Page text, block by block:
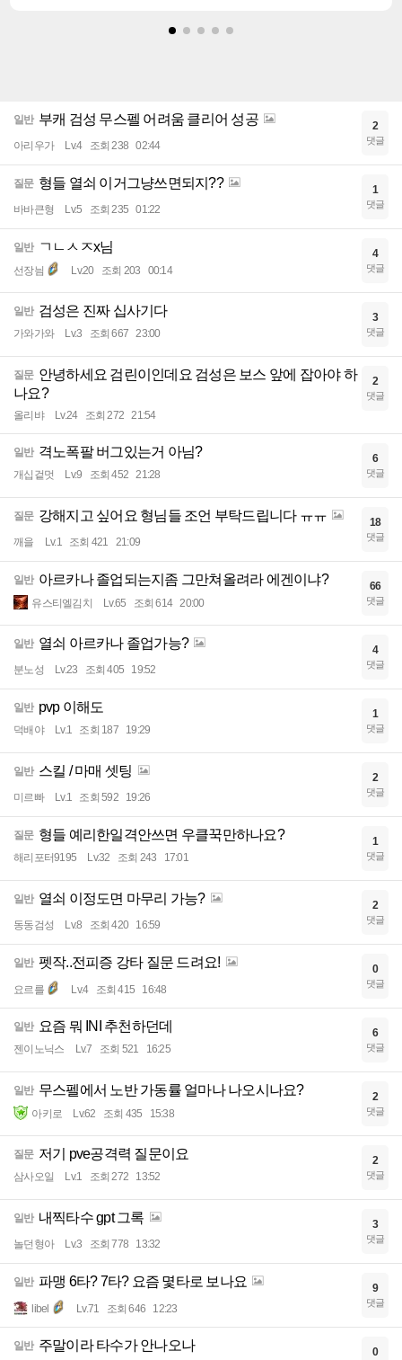
일반 부캐 검성 무스펠 어려움 클리어 성공
아리우가 Lv.4 조회 238 02:44
2
댓글
질문 형들 열쇠 이거그냥쓰면되지??
바바큰형 Lv.5 조회 235 01:22
1
댓글
일반 ㄱㄴㅅㅈx님
선장늼 Lv.20 조회 203 00:14
4
댓글
일반 검성은 진짜 십사기다
가와가와 Lv.3 조회 667 23:00
3
댓글
질문 안녕하세요 검린이인데요 검성은 보스 앞에 잡아야 하
나요?
올리뱌 Lv.24 조회 272 21:54
2
댓글
일반 격노폭팔 버그있는거 아님?
개십겉멋 Lv.9 조회 452 21:28
6
댓글
질문 강해지고 싶어요 형님들 조언 부탁드립니다 ㅠㅠ
깨을 Lv.1 조회 421 21:09
18
댓글
일반 아르카나 졸업되는지좀 그만쳐올려라 에겐이냐?
유스티엘김치 Lv.65 조회 614 20:00
66
댓글
일반 열쇠 아르카나 졸업가능?
분노성 Lv.23 조회 405 19:52
4
댓글
일반 pvp 이해도
덕배야 Lv.1 조회 187 19:29
1
댓글
일반 스킬 / 마매 셋팅
미르빠 Lv.1 조회 592 19:26
2
댓글
질문 형들 예리한일격안쓰면 우클꾹만하나요?
해리포터9195 Lv.32 조회 243 17:01
1
댓글
일반 열쇠 이정도면 마무리 가능?
동동검성 Lv.8 조회 420 16:59
2
댓글
일반 펫작..전피증 강타 질문 드려요!
요르를 Lv.4 조회 415 16:48
0
댓글
일반 요즘 뭐 INI 추천하던데
젠이노닉스 Lv.7 조회 521 16:25
6
댓글
일반 무스펠에서 노반 가동률 얼마나 나오시나요?
아키로 Lv.62 조회 435 15:38
2
댓글
질문 저기 pve공격력 질문이요
삼사오일 Lv.1 조회 272 13:52
2
댓글
일반 내찍타수 gpt 그록
놀던형아 Lv.3 조회 778 13:32
3
댓글
일반 파맹 6타? 7타? 요즘 몇타로 보나요
libel Lv.71 조회 646 12:23
9
댓글
일반 주말이라 타수가 안나오나 0